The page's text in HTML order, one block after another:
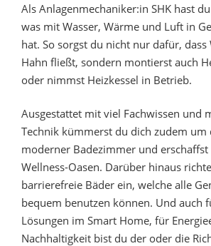
Als Anlagenmechaniker:in SHK hast
was mit Wasser, Wärme und Luft in
hat. So sorgst du nicht nur dafür, dass
Hahn fließt, sondern montierst auch
oder nimmst Heizkessel in Betrieb.
Ausgestattet mit viel Fachwissen und
Technik kümmerst du dich zudem um
moderner Badezimmer und
Wellness-Oasen. Darüber hinaus
barrierefreie Bäder ein, welche alle
bequem benutzen können. Und auch
Lösungen im Smart Home, für
Nachhaltigkeit bist du der oder die